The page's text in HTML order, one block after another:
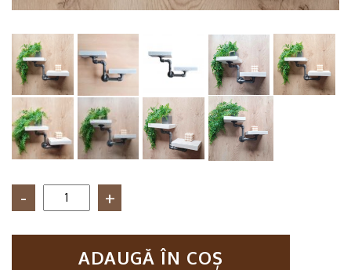
Cantitate
perete
ADAUGĂ ÎN COȘ